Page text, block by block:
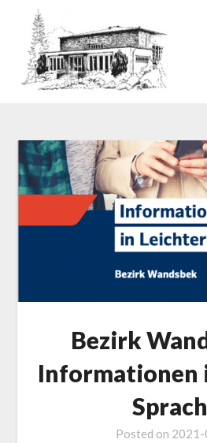
Bezirk
Informationen
Posted on